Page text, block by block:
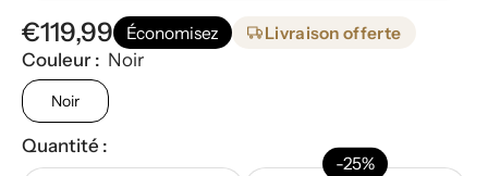
€119,99 Économisez Livraison offerte
Couleur : Noir
Noir
Quantité :
-25%